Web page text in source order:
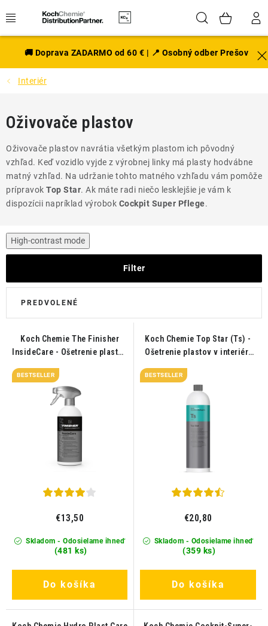
na
Hľadať
EXTERIÉR
DISKY A PNEU
PRÍSLUŠENSTVO
VÔNE DO AUTA
VÝHODNÉ SADY
NOVINKY V SORTIMENTE
DARČEKOVÉ POUKAZY
info@kcshop.sk
Obchodní zástupcovia
🚚 Doprava ZADARMO od 60 € | 📍 Osobný odber Prešov
Interiér
Oživovače plastov
Oživovače plastov navrátia všetkým plastom ich pôvodný
vzhľad. Keď vozidlo vyjde z výrobnej linky má plasty hodvábne
matný vzhľad. Na udržanie tohto matného vzhľadu vám pomôže
prípravok Top Star. Ak máte radi niečo lesklejšie je vám k
dispozícii napríklad výrobok Cockpit Super Pflege.
High-contrast mode
Filter
Koch Chemie The Finisher
InsideCare - Ošetrenie plastov
BESTSELLER
Skladom - Odosielame ihneď
(481 ks)
€13,50
Do košíka
Koch Chemie Top Star (Ts) -
Ošetrenie plastov v interiéri
BESTSELLER
Skladom - Odosielame ihneď
(359 ks)
€20,80
Do košíka